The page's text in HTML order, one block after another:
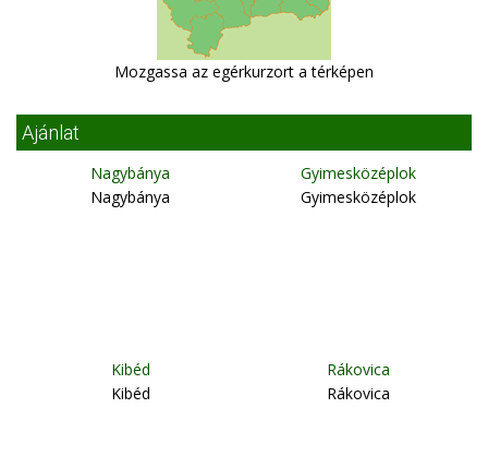
Mozgassa az egérkurzort a térképen
Ajánlat
Nagybánya
Nagybánya
Gyimesközéplok
Gyimesközéplok
Kibéd
Kibéd
Rákovica
Rákovica